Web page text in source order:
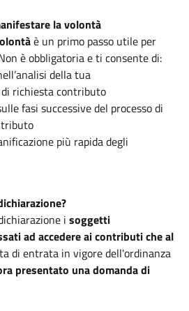
la volontà
è un primo passo utile per
è obbligatoria e ti consente di:
della tua
richiesta contributo
fasi successive del processo di
più rapida degli
i soggetti
ad accedere ai contributi cheal
di entrata in vigore dell'ordinanza
presentato una domanda di